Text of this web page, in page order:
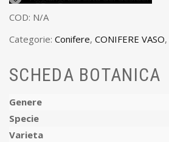
COD: N/A
Categorie: Conifere, CONIFERE VASO,
SCHEDA BOTANICA
Genere
Specie
Varieta